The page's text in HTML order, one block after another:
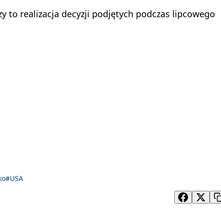
to realizacja decyzji podjętych podczas lipcowego
#USA